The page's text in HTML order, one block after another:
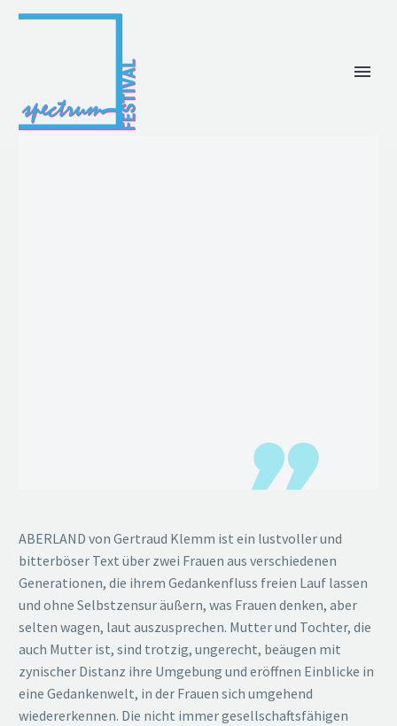
ABERLAND von Gertraud Klemm ist ein lustvoller und
bitterböser Text über zwei Frauen aus verschiedenen
Generationen, die ihrem Gedankenfluss freien Lauf lassen
und ohne Selbstzensur äußern, was Frauen denken, aber
selten wagen, laut auszusprechen. Mutter und Tochter, die
auch Mutter ist, sind trotzig, ungerecht, beäugen mit
zynischer Distanz ihre Umgebung und eröffnen Einblicke in
eine Gedankenwelt, in der Frauen sich umgehend
wiedererkennen. Die nicht immer gesellschaftsfähigen